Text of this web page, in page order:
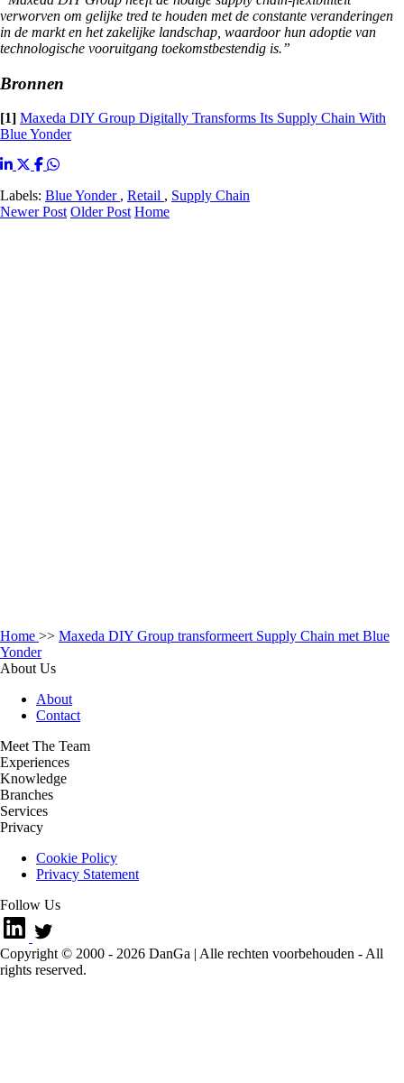
verworven om gelijke tred te houden met de constante veranderingen
in de markt en het zakelijke landschap, waardoor hun adoptie van
technologische vooruitgang toekomstbestendig is.”
Bronnen
[1] Maxeda DIY Group Digitally Transforms Its Supply Chain With
Blue Yonder
Labels: Blue Yonder , Retail , Supply Chain
Newer Post Older Post Home
Home >> Maxeda DIY Group transformeert Supply Chain met Blue
Yonder
About Us
About
Contact
Meet The Team
Experiences
Knowledge
Branches
Services
Privacy
Cookie Policy
Privacy Statement
Follow Us
Copyright © 2000 - 2026 DanGa | Alle rechten voorbehouden - All
rights reserved.